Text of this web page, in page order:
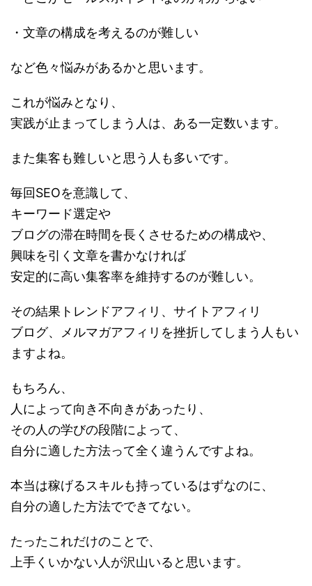
・文章の構成を考えるのが難しい
など色々悩みがあるかと思います。
これが悩みとなり、
実践が止まってしまう人は、ある一定数います。
また集客も難しいと思う人も多いです。
毎回SEOを意識して、
キーワード選定や
ブログの滞在時間を長くさせるための構成や、
興味を引く文章を書かなければ
安定的に高い集客率を維持するのが難しい。
その結果トレンドアフィリ、サイトアフィリ
ブログ、メルマガアフィリを挫折してしまう人もい
ますよね。
もちろん、
人によって向き不向きがあったり、
その人の学びの段階によって、
自分に適した方法って全く違うんですよね。
本当は稼げるスキルも持っているはずなのに、
自分の適した方法でできてない。
たったこれだけのことで、
上手くいかない人が沢山いると思います。